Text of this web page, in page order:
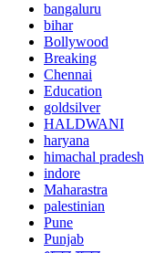
bangaluru
bihar
Bollywood
Breaking
Chennai
Education
goldsilver
HALDWANI
haryana
himachal pradesh
indore
Maharastra
palestinian
Pune
Punjab